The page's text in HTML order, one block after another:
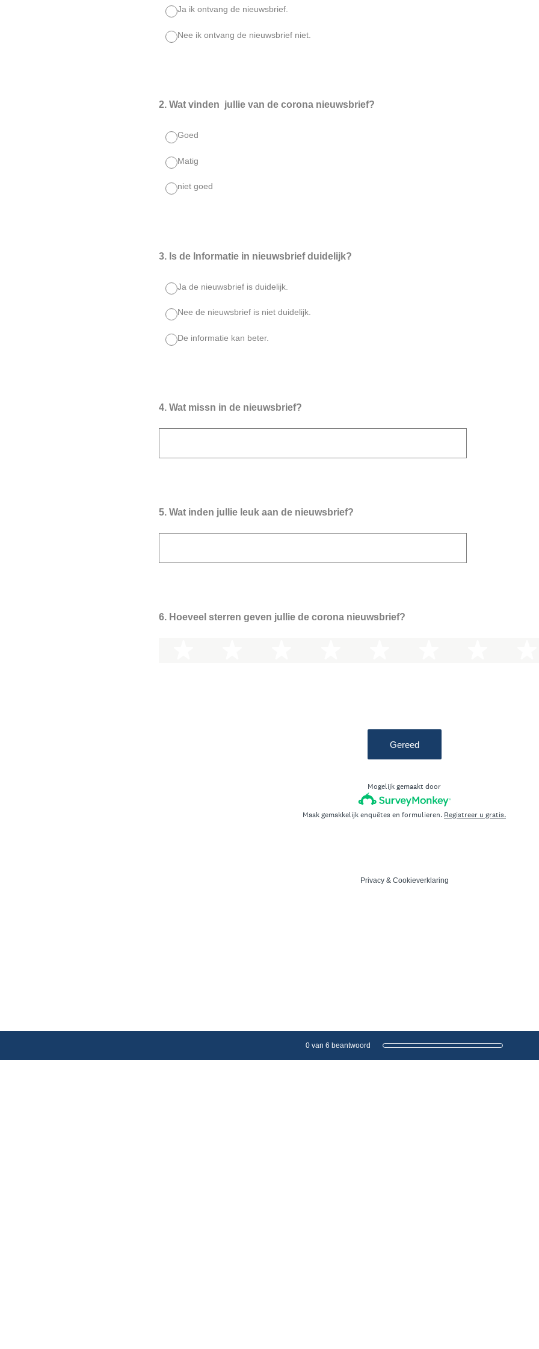
Ja ik ontvang de nieuwsbrief.
Nee ik ontvang de nieuwsbrief niet.
2. Wat vinden jullie van de corona nieuwsbrief?
Goed
Matig
niet goed
3. Is de Informatie in nieuwsbrief duidelijk?
Ja de nieuwsbrief is duidelijk.
Nee de nieuwsbrief is niet duidelijk.
De informatie kan beter.
4. Wat missn in de nieuwsbrief?
5. Wat inden jullie leuk aan de nieuwsbrief?
6. Hoeveel sterren geven jullie de corona nieuwsbrief?
Huidige voortgang,
0 van 6 beantwoord
Gereed
Mogelijk gemaakt door
Maak gemakkelijk enquêtes en formulieren. Registreer u gratis.
Privacy & Cookieverklaring